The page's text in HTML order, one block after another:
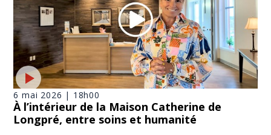
6 mai 2026 | 18h00
À l’intérieur de la Maison Catherine de
Longpré, entre soins et humanité